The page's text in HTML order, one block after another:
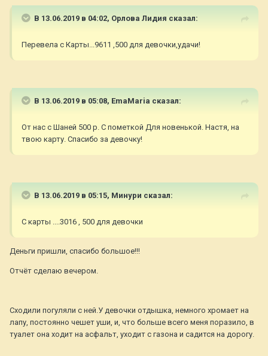
В 13.06.2019 в 04:02, Орлова Лидия сказал:
Перевела с Карты...9611 ,500 для девочки,удачи!
В 13.06.2019 в 05:08, EmaMaria сказал:
От нас с Шаней 500 р. С пометкой Для новенькой. Настя, на
твою карту. Спасибо за девочку!
В 13.06.2019 в 05:15, Минури сказал:
С карты ....3016 , 500 для девочки
Деньги пришли, спасибо большое!!!
Отчёт сделаю вечером.
Сходили погуляли с ней.У девочки отдышка, немного хромает на
лапу, постоянно чешет уши, и, что больше всего меня поразило, в
туалет она ходит на асфальт, уходит с газона и садится на дорогу.